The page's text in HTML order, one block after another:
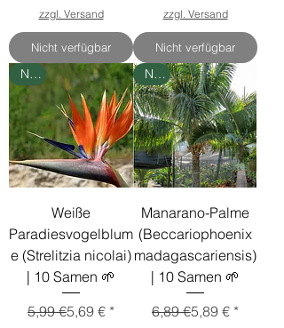
zzgl. Versand
Nicht verfügbar
zzgl. Versand
Nicht verfügbar
Neu
Weiße
Paradiesvogelblum
e (Strelitzia nicolai)
| 10 Samen 🌱
Standardpreis
5,99 €Sale-Preis
5,69 €
Neu
Manarano-Palme
(Beccariophoenix
madagascariensis)
| 10 Samen 🌱
Standardpreis
6,89 €Sale-Preis
5,89 €